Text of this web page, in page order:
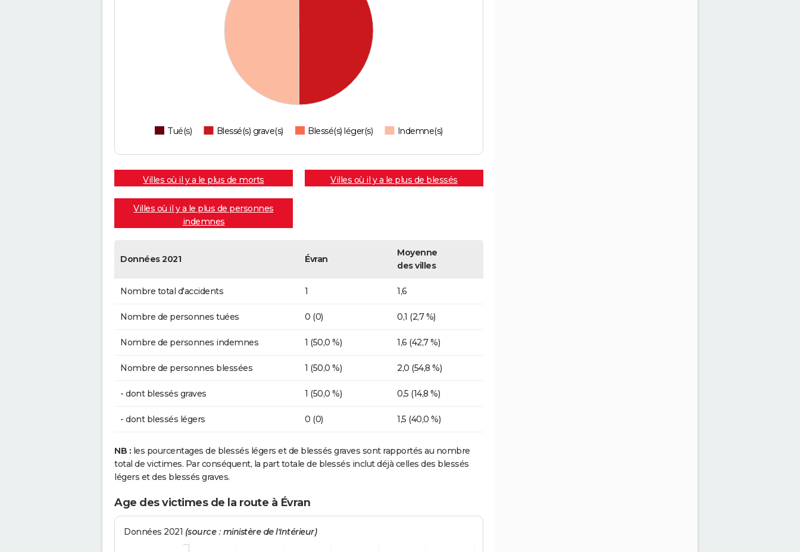
Tué(s) Blessé(s) grave(s) Blessé(s) léger(s) Indemne(s)
Villes où il y a le plus de morts Villes où il y a le plus de blessés
Villes où il y a le plus de personnes
indemnes
Données 2021 Évran
Moyenne
des villes
Nombre total d'accidents 1 1,6
Nombre de personnes tuées 0 (0) 0,1 (2,7 %)
Nombre de personnes indemnes 1 (50,0 %) 1,6 (42,7 %)
Nombre de personnes blessées 1 (50,0 %) 2,0 (54,8 %)
- dont blessés graves 1 (50,0 %) 0,5 (14,8 %)
- dont blessés légers 0 (0) 1,5 (40,0 %)
NB : les pourcentages de blessés légers et de blessés graves sont rapportés au nombre
total de victimes. Par conséquent, la part totale de blessés inclut déjà celles des blessés
légers et des blessés graves.
Age des victimes de la route à Évran
Données 2021 (source : ministère de l'Intérieur)